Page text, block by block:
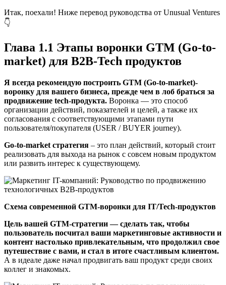
Итак, поехали! Ниже перевод руководства от Unusual Ventures
👇
Глава 1.1 Этапы воронки GTM (Go-to-
market) для B2B-Tech продуктов
Я всегда рекомендую построить GTM (Go-to-market)-
воронку для вашего бизнеса, прежде чем в лоб браться за
продвижение tech-продукта. Воронка — это способ
организации действий, показателей и целей, а также их
согласования с соответствующими этапами пути
пользователя/покупателя (USER / BUYER journey).
Go-to-market стратегия – это план действий, который стоит
реализовать для выхода на рынок с совсем новым продуктом
или развить интерес к существующему.
Схема современной GTM-воронки для IT/Tech-продуктов
Цель вашей GTM-стратегии — сделать так, чтобы
пользователь посчитал ваши маркетинговые активности и
контент настолько привлекательным, что продолжил свое
путешествие с вами, и стал в итоге счастливым клиентом.
А в идеале даже начал продвигать ваш продукт среди своих
коллег и знакомых.